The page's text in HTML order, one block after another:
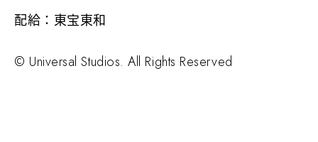
配給：東宝東和
© Universal Studios. All Rights Reserved